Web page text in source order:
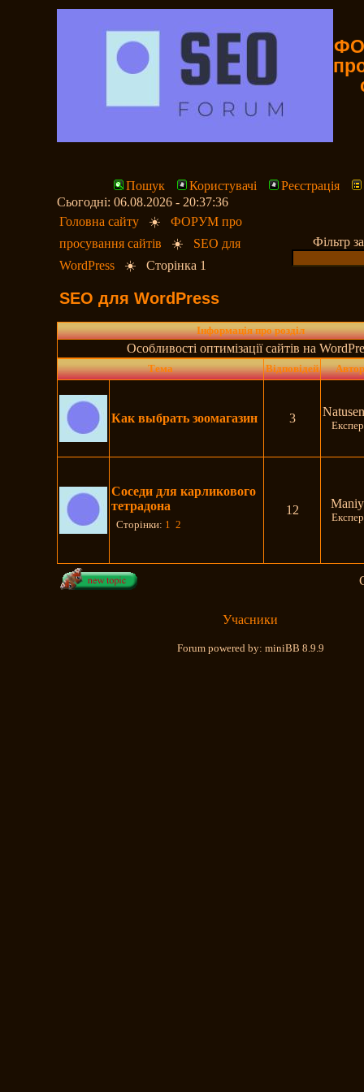
Пошук Користувачі
Реєстрація
Сьогодні: 06.08.2026 - 20:37:36
Головна сайту
☀️ФОРУМ про
просування сайтів
☀️ SEO для
WordPress
☀️Сторінка 1
SEO для WordPress
Фільтр
Інформація про розділ
Особливості оптимізації сайтів на
Тема Відповідей Автор
Как выбрать зоомагазин 3
Соседи для карликового
тетрадона
Сторінки: 1 2
12
Учасники
Forum powered by: miniBB 8.9.9